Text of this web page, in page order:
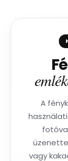
A
vagy